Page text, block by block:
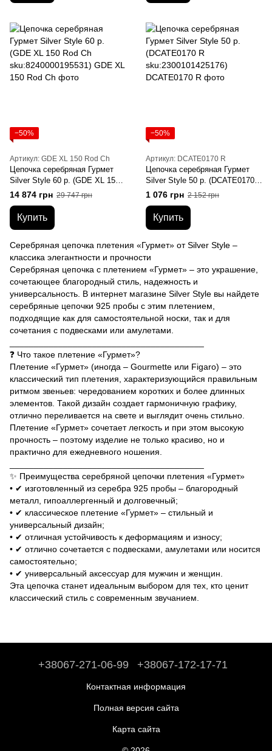
−50%
Артикул: GDE XL 150 Rod Ch
Цепочка серебряная Гурмет
Silver Style 60 р. (GDE XL 150
Rod Ch sku:8240000195531)
14 874 грн 29 747 грн
Купить
−50%
Артикул: DCATE0170 R
Цепочка серебряная Гурмет
Silver Style 50 р. (DCATE0170 R
sku:2300101425176)
1 076 грн 2 152 грн
Купить
Серебряная цепочка плетения «Гурмет» от Silver Style –
классика элегантности и прочности
Серебряная цепочка с плетением «Гурмет» – это украшение,
сочетающее благородный стиль, надежность и
универсальность. В интернет магазине Silver Style вы найдете
серебряные цепочки 925 пробы с этим плетением,
подходящие как для самостоятельной носки, так и для
сочетания с подвесками или амулетами.
❓ Что такое плетение «Гурмет»?
Плетение «Гурмет» (иногда – Gourmette или Figaro) – это
классический тип плетения, характеризующийся правильным
ритмом звеньев: чередованием коротких и более длинных
элементов. Такой дизайн создает гармоничную графику,
отлично переливается на свете и выглядит очень стильно.
Плетение «Гурмет» сочетает легкость и при этом высокую
прочность – поэтому изделие не только красиво, но и
практично для ежедневного ношения.
✨ Преимущества серебряной цепочки плетения «Гурмет»
• ✔ изготовленный из серебра 925 пробы – благородный
металл, гипоаллергенный и долговечный;
• ✔ классическое плетение «Гурмет» – стильный и
универсальный дизайн;
• ✔ отличная устойчивость к деформациям и износу;
• ✔ отлично сочетается с подвесками, амулетами или носится
самостоятельно;
• ✔ универсальный аксессуар для мужчин и женщин.
Эта цепочка станет идеальным выбором для тех, кто ценит
классический стиль с современным звучанием.
+38067-271-06-99 +38067-172-17-71
Контактная информация
Полная версия сайта
Карта сайта